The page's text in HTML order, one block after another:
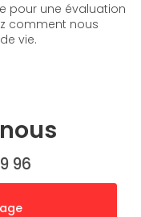
pour une évaluation
comment nous
vie.
96